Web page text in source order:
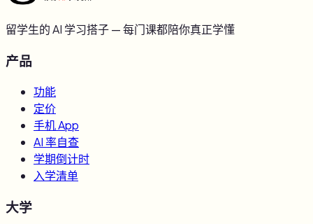
留学生的 AI 学习搭子 — 每门课都陪你真正学懂
产品
功能
定价
手机 App
AI 率自查
学期倒计时
入学清单
大学